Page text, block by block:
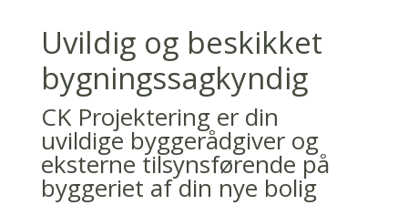
Uvildig og beskikket
bygningssagkyndig
CK Projektering er din
uvildige byggerådgiver og
eksterne tilsynsførende på
byggeriet af din nye bolig